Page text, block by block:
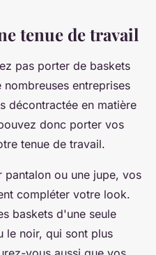
tenue de travail
pas porter de baskets
entreprises
décontractée en matière
donc porter vos
tenue de travail.
pantalon ou une jupe, vos
compléter votre look.
baskets d'une seule
le noir, qui sont plus